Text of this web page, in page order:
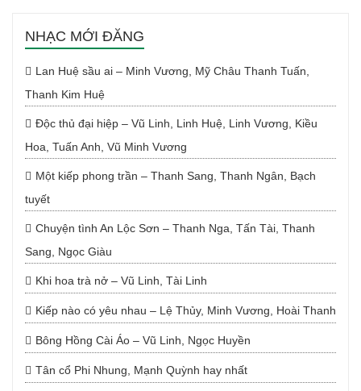
NHẠC MỚI ĐĂNG
Lan Huệ sầu ai – Minh Vương, Mỹ Châu Thanh Tuấn,
Thanh Kim Huệ
Độc thủ đại hiệp – Vũ Linh, Linh Huệ, Linh Vương, Kiều
Hoa, Tuấn Anh, Vũ Minh Vương
Một kiếp phong trần – Thanh Sang, Thanh Ngân, Bạch
tuyết
Chuyện tình An Lộc Sơn – Thanh Nga, Tấn Tài, Thanh
Sang, Ngọc Giàu
Khi hoa trà nở – Vũ Linh, Tài Linh
Kiếp nào có yêu nhau – Lệ Thủy, Minh Vương, Hoài Thanh
Bông Hồng Cài Áo – Vũ Linh, Ngọc Huyền
Tân cổ Phi Nhung, Mạnh Quỳnh hay nhất